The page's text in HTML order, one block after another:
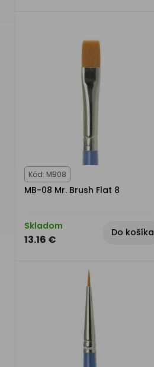
Kód: MB08
MB-08 Mr. Brush Flat 8
Skladom
13.16 €
Do košíka